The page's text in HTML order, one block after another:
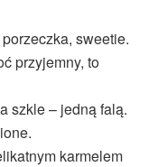
sweetie.
przyjemny, to
szkle – jedną falą.
karmelem